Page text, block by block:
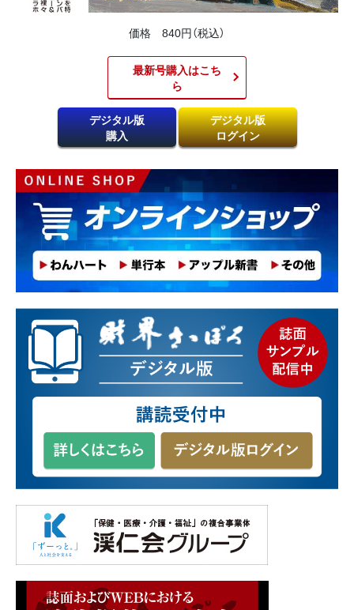
価格 840円（税込）
最新号購入はこち
ら​
デジタル版
購入
デジタル版
ログイン